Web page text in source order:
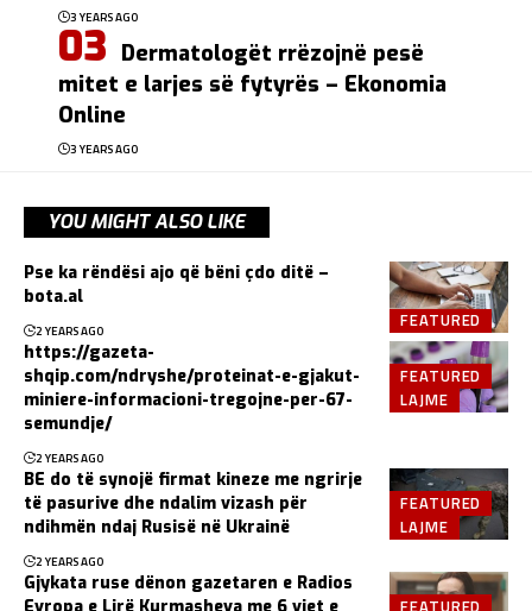
3 YEARS AGO
Dermatologët rrëzojnë pesë
mitet e larjes së fytyrës – Ekonomia
Online
3 YEARS AGO
YOU MIGHT ALSO LIKE
FEATURED
Pse ka rëndësi ajo që bëni çdo ditë –
bota.al
2 YEARS AGO
FEATURED
LAJME
https://gazeta-
shqip.com/ndryshe/proteinat-e-gjakut-
miniere-informacioni-tregojne-per-67-
semundje/
2 YEARS AGO
FEATURED
LAJME
BE do të synojë firmat kineze me ngrirje
të pasurive dhe ndalim vizash për
ndihmën ndaj Rusisë në Ukrainë
2 YEARS AGO
FEATURED
Gjykata ruse dënon gazetaren e Radios